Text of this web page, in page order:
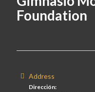
Foundation
Address
Dirección: